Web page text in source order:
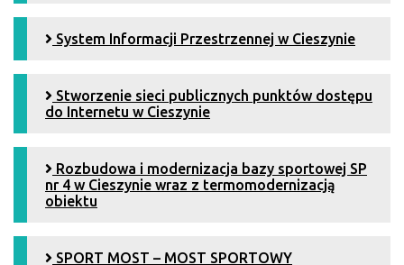
System Informacji Przestrzennej w Cieszynie
Stworzenie sieci publicznych punktów dostępu
do Internetu w Cieszynie
Rozbudowa i modernizacja bazy sportowej SP
nr 4 w Cieszynie wraz z termomodernizacją
obiektu
SPORT MOST – MOST SPORTOWY